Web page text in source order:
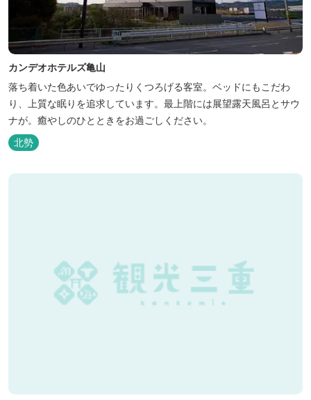
カンデオホテルズ亀山
落ち着いた色あいでゆったりくつろげる客室。ベッドにもこだわ
り、上質な眠りを追求しています。最上階には展望露天風呂とサウ
ナが。癒やしのひとときをお過ごしください。
北勢